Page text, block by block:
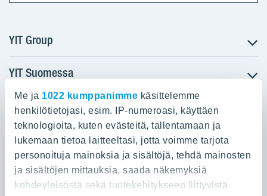
Me ja 1022 kumppanimme käsittelemme
henkilötietojasi, esim. IP-numeroasi, käyttäen
teknologioita, kuten evästeitä, tallentamaan ja
lukemaan tietoa laitteeltasi, jotta voimme tarjota
personoituja mainoksia ja sisältöjä, tehdä mainosten
ja sisältöjen mittauksia, saada näkemyksiä
kohdeyleisöstä sekä tuotekehitykseen liittyvistä
YIT Group
Tietoa YIT:stä
Töihin meille
Sijoittajat
Projektit
Vastuullisuus
Media
Yhteystiedot
YIT Suomessa
Myytävät asunnot
Vuokrattavat toimitilat
Kiinteistösijoittaminen
Infrarakentaminen
Toimitilarakentaminen
YIT:n pääkonttori
Panuntie 11, PL 36, 00620 Helsinki
020 433 111